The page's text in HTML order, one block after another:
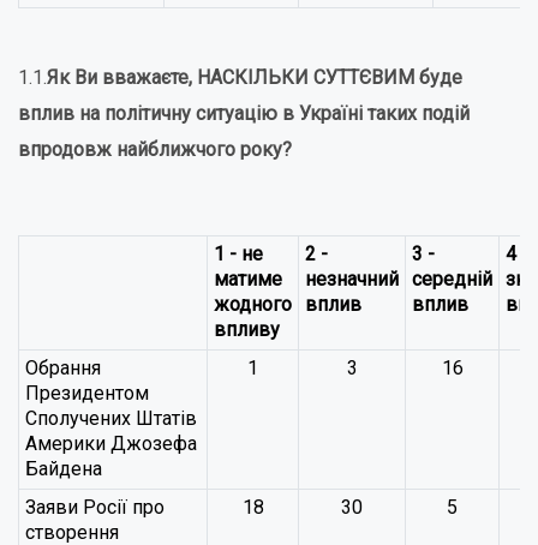
1.1.Як Ви вважаєте, НАСКІЛЬКИ СУТТЄВИМ буде
вплив на політичну ситуацію в Україні таких подій
впродовж найближчого року?
1 - не
матиме
жодного
впливу
2 -
незначний
вплив
3 -
середній
вплив
4 -
Обрання
Президентом
Сполучених Штатів
Америки Джозефа
Байдена
1 3 16
Заяви Росії про
створення
18 30 5